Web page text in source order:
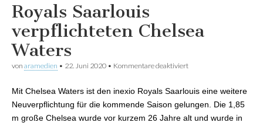
Royals Saarlouis
verpflichteten Chelsea
Waters
von aramedien • 22. Juni 2020 • Kommentare deaktiviert
Mit Chelsea Waters ist den inexio Royals Saarlouis eine weitere
Neuverpflichtung für die kommende Saison gelungen. Die 1,85
m große Chelsea wurde vor kurzem 26 Jahre alt und wurde in